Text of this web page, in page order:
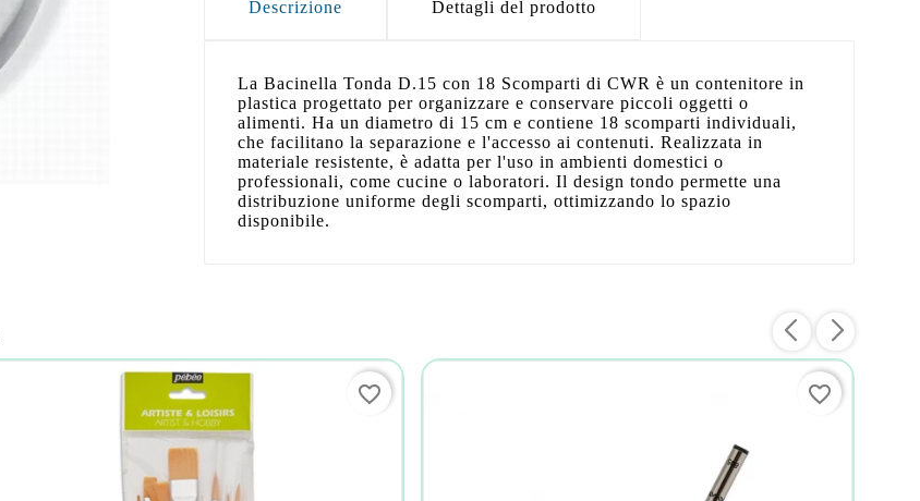
Descrizione Dettagli del prodotto
La Bacinella Tonda D.15 con 18 Scomparti di CWR è un contenitore in
plastica progettato per organizzare e conservare piccoli oggetti o
alimenti. Ha un diametro di 15 cm e contiene 18 scomparti individuali,
che facilitano la separazione e l'accesso ai contenuti. Realizzata in
materiale resistente, è adatta per l'uso in ambienti domestici o
professionali, come cucine o laboratori. Il design tondo permette una
distribuzione uniforme degli scomparti, ottimizzando lo spazio
disponibile.
favorite_border favorite_border